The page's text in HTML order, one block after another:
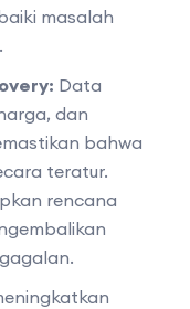
masalah
Data
dan
bahwa
teratur.
rencana